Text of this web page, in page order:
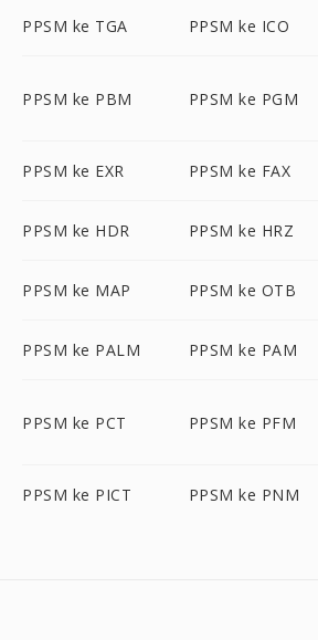
PPSM ke TGA PPSM ke ICO
PPSM ke PBM PPSM ke PGM
PPSM ke EXR PPSM ke FAX
PPSM ke HDR PPSM ke HRZ
PPSM ke MAP PPSM ke OTB
PPSM ke PALM PPSM ke PAM
PPSM ke PCT PPSM ke PFM
PPSM ke PICT PPSM ke PNM